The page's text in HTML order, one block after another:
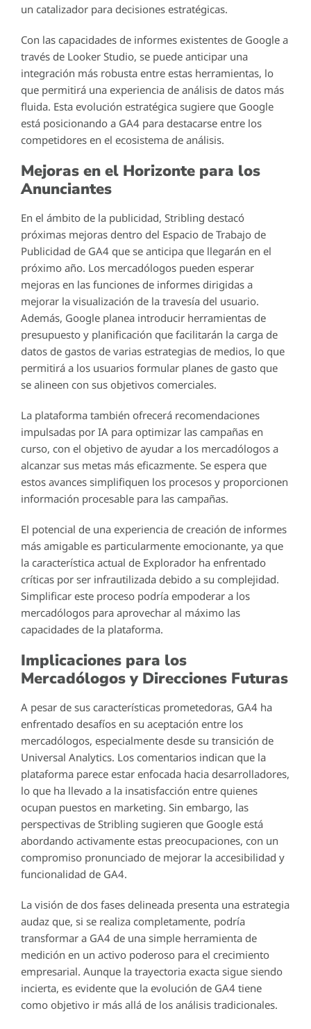
un catalizador para decisiones estratégicas.
Con las capacidades de informes existentes de Google a
través de Looker Studio, se puede anticipar una
integración más robusta entre estas herramientas, lo
que permitirá una experiencia de análisis de datos más
fluida. Esta evolución estratégica sugiere que Google
está posicionando a GA4 para destacarse entre los
competidores en el ecosistema de análisis.
Mejoras en el Horizonte para los
Anunciantes
En el ámbito de la publicidad, Stribling destacó
próximas mejoras dentro del Espacio de Trabajo de
Publicidad de GA4 que se anticipa que llegarán en el
próximo año. Los mercadólogos pueden esperar
mejoras en las funciones de informes dirigidas a
mejorar la visualización de la travesía del usuario.
Además, Google planea introducir herramientas de
presupuesto y planificación que facilitarán la carga de
datos de gastos de varias estrategias de medios, lo que
permitirá a los usuarios formular planes de gasto que
se alineen con sus objetivos comerciales.
La plataforma también ofrecerá recomendaciones
impulsadas por IA para optimizar las campañas en
curso, con el objetivo de ayudar a los mercadólogos a
alcanzar sus metas más eficazmente. Se espera que
estos avances simplifiquen los procesos y proporcionen
información procesable para las campañas.
El potencial de una experiencia de creación de informes
más amigable es particularmente emocionante, ya que
la característica actual de Explorador ha enfrentado
críticas por ser infrautilizada debido a su complejidad.
Simplificar este proceso podría empoderar a los
mercadólogos para aprovechar al máximo las
capacidades de la plataforma.
Implicaciones para los
Mercadólogos y Direcciones Futuras
A pesar de sus características prometedoras, GA4 ha
enfrentado desafíos en su aceptación entre los
mercadólogos, especialmente desde su transición de
Universal Analytics. Los comentarios indican que la
plataforma parece estar enfocada hacia desarrolladores,
lo que ha llevado a la insatisfacción entre quienes
ocupan puestos en marketing. Sin embargo, las
perspectivas de Stribling sugieren que Google está
abordando activamente estas preocupaciones, con un
compromiso pronunciado de mejorar la accesibilidad y
funcionalidad de GA4.
La visión de dos fases delineada presenta una estrategia
audaz que, si se realiza completamente, podría
transformar a GA4 de una simple herramienta de
medición en un activo poderoso para el crecimiento
empresarial. Aunque la trayectoria exacta sigue siendo
incierta, es evidente que la evolución de GA4 tiene
como objetivo ir más allá de los análisis tradicionales.